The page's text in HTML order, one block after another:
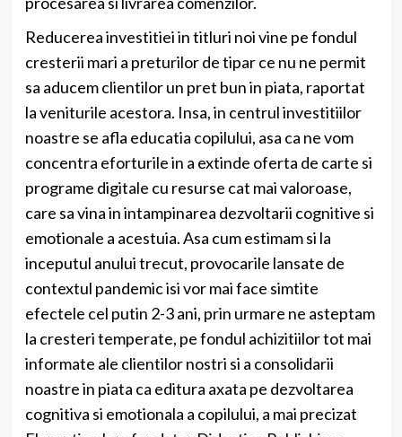
Reducerea investitiei in titluri noi vine pe fondul
cresterii mari a preturilor de tipar ce nu ne permit
sa aducem clientilor un pret bun in piata, raportat
la veniturile acestora. Insa, in centrul investitiilor
noastre se afla educatia copilului, asa ca ne vom
concentra eforturile in a extinde oferta de carte si
programe digitale cu resurse cat mai valoroase,
care sa vina in intampinarea dezvoltarii cognitive si
emotionale a acestuia. Asa cum estimam si la
inceputul anului trecut, provocarile lansate de
contextul pandemic isi vor mai face simtite
efectele cel putin 2-3 ani, prin urmare ne asteptam
la cresteri temperate, pe fondul achizitiilor tot mai
informate ale clientilor nostri si a consolidarii
noastre in piata ca editura axata pe dezvoltarea
cognitiva si emotionala a copilului, a mai precizat